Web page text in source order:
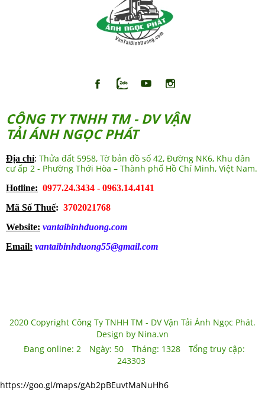
CÔNG TY TNHH TM - DV VẬN
TẢI ÁNH NGỌC PHÁT
Địa chỉ: Thửa đất 5958, Tờ bản đồ số 42, Đường NK6, Khu dân
cư ấp 2 - Phường Thới Hòa – Thành phố Hồ Chí Minh, Việt Nam.
Hotline: 0977.24.3434 - 0963.14.4141
Mã Số Thuế: 3702021768
Website: vantaibinhduong.com
Email: vantaibinhduong55@gmail.com
2020 Copyright Công Ty TNHH TM - DV Vận Tải Ánh Ngọc Phát.
Design by Nina.vn
Đang online: 2 Ngày: 50 Tháng: 1328
Tổng truy cập:
243303
https://goo.gl/maps/gAb2pBEuvtMaNuHh6